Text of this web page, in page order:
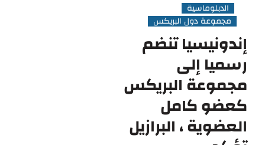
الدبلوماسية
مجموعة دول البريكس
إندونيسيا تنضم
رسميا إلى
مجموعة البريكس
كعضو كامل
العضوية ، البرازيل